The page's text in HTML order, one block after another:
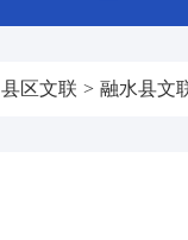
县区文联 > 融水县文